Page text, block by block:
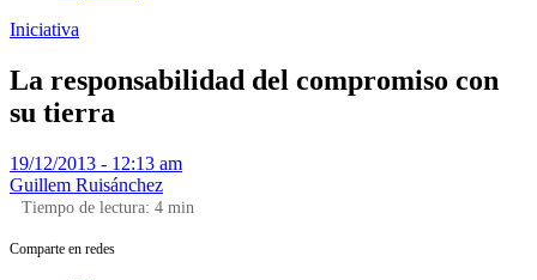
Iniciativa
La responsabilidad del compromiso con
su tierra
19/12/2013 - 12:13 am
Guillem Ruisánchez
Tiempo de lectura: 4 min
Comparte en redes